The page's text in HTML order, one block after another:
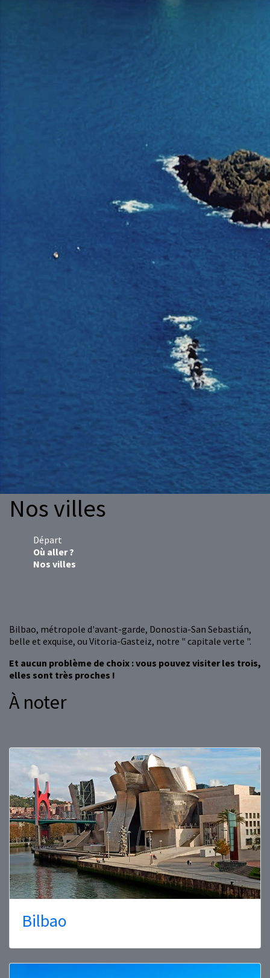
Nos villes
Départ
Où aller ?
Nos villes
Bilbao, métropole d'avant-garde, Donostia-San Sebastián,
belle et exquise, ou Vitoria-Gasteiz, notre " capitale verte ".
Et aucun problème de choix : vous pouvez visiter les trois,
elles sont très proches !
À noter
Bilbao